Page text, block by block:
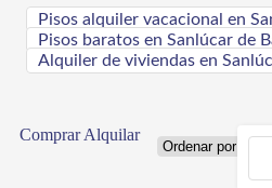
Pisos alquiler vacacional en
Pisos baratos en Sanlúcar de
Alquiler de viviendas en
ComprarAlquilar